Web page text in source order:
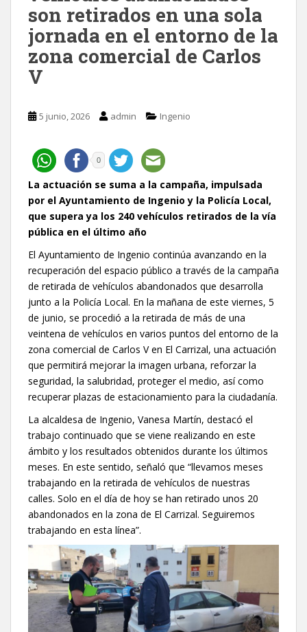
son retirados en una sola
jornada en el entorno de la
zona comercial de Carlos
V
5 junio, 2026 admin Ingenio
0
La actuación se suma a la campaña, impulsada
por el Ayuntamiento de Ingenio y la Policía Local,
que supera ya los 240 vehículos retirados de la vía
pública en el último año
El Ayuntamiento de Ingenio continúa avanzando en la
recuperación del espacio público a través de la campaña
de retirada de vehículos abandonados que desarrolla
junto a la Policía Local. En la mañana de este viernes, 5
de junio, se procedió a la retirada de más de una
veintena de vehículos en varios puntos del entorno de la
zona comercial de Carlos V en El Carrizal, una actuación
que permitirá mejorar la imagen urbana, reforzar la
seguridad, la salubridad, proteger el medio, así como
recuperar plazas de estacionamiento para la ciudadanía.
La alcaldesa de Ingenio, Vanesa Martín, destacó el
trabajo continuado que se viene realizando en este
ámbito y los resultados obtenidos durante los últimos
meses. En este sentido, señaló que “llevamos meses
trabajando en la retirada de vehículos de nuestras
calles. Solo en el día de hoy se han retirado unos 20
abandonados en la zona de El Carrizal. Seguiremos
trabajando en esta línea”.